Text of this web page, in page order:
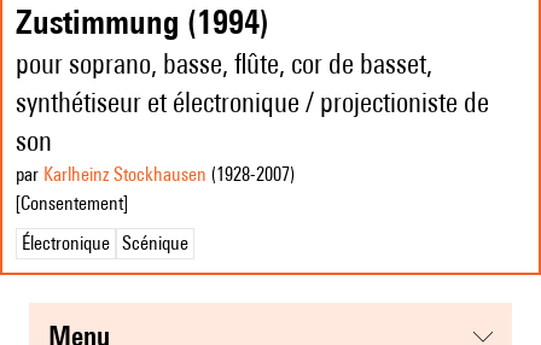
Zustimmung (1994)
pour soprano, basse, flûte, cor de basset,
synthétiseur et électronique / projectioniste de
son
par Karlheinz Stockhausen (1928-2007)
[Consentement]
Électronique Scénique
menu